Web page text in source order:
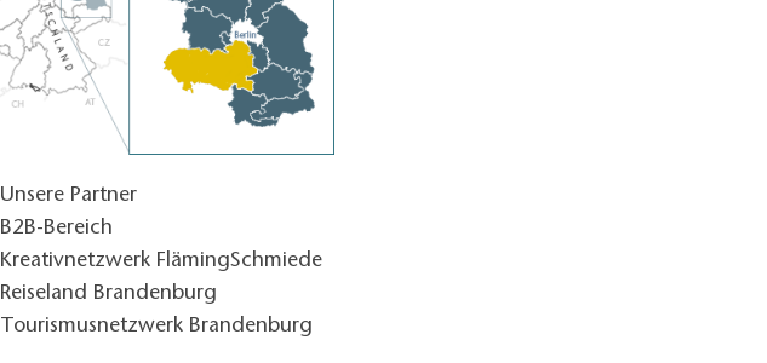
Unsere Partner
B2B-Bereich
Kreativnetzwerk FlämingSchmiede
Reiseland Brandenburg
Tourismusnetzwerk Brandenburg